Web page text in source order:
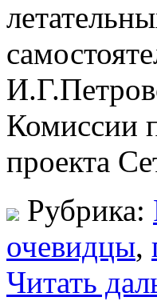
Комиссии
проекта
Рубрика:
очевидцы,
Читать